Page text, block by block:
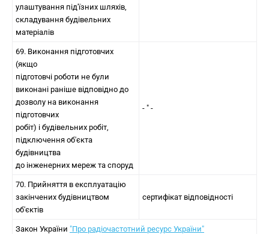
улаштування під'їзних шляхів,
складування будівельних
матеріалів
69. Виконання підготовчих
(якщо
підготовчі роботи не були
виконані раніше відповідно до
дозволу на виконання
підготовчих
робіт) і будівельних робіт,
підключення об'єкта
будівництва
до інженерних мереж та споруд
- " -
70. Прийняття в експлуатацію
закінчених будівництвом
об'єктів
сертифікат відповідності
Закон України "Про радіочастотний ресурс України"